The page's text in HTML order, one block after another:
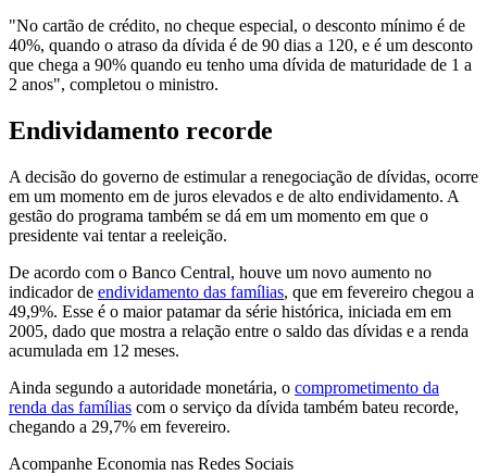
"No cartão de crédito, no cheque especial, o desconto mínimo é de
40%, quando o atraso da dívida é de 90 dias a 120, e é um desconto
que chega a 90% quando eu tenho uma dívida de maturidade de 1 a
2 anos", completou o ministro.
Endividamento recorde
A decisão do governo de estimular a renegociação de dívidas, ocorre
em um momento em de juros elevados e de alto endividamento. A
gestão do programa também se dá em um momento em que o
presidente vai tentar a reeleição.
De acordo com o Banco Central, houve um novo aumento no
indicador de endividamento das famílias, que em fevereiro chegou a
49,9%. Esse é o maior patamar da série histórica, iniciada em em
2005, dado que mostra a relação entre o saldo das dívidas e a renda
acumulada em 12 meses.
Ainda segundo a autoridade monetária, o comprometimento da
renda das famílias com o serviço da dívida também bateu recorde,
chegando a 29,7% em fevereiro.
Acompanhe Economia nas Redes Sociais